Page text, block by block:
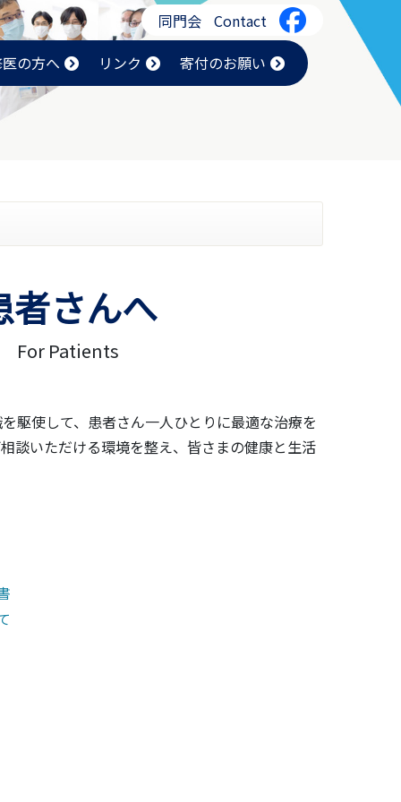
同門会 Contact
の方へ リンク 寄付のお願い
者さんへ
For Patients
駆使して、患者さん一人ひとりに最適な治療を
談いただける環境を整え、皆さまの健康と生活